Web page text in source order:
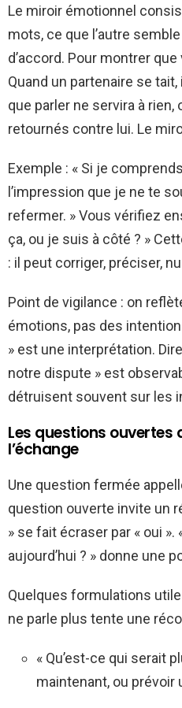
Le miroir émotionnel
mots, ce que l’autre
d’accord. Pour montrer
Quand un partenaire se
que parler ne servira à
retournés contre lui. Le
Exemple : « Si je
l’impression que je ne te
refermer. » Vous vérifiez
ça, ou je suis à côté ? »
: il peut corriger, préciser,
Point de vigilance : on
émotions, pas des
» est une interprétation.
notre dispute » est
détruisent souvent sur les
Les questions ouvertes
l’échange
Une question fermée
question ouverte invite un
» se fait écraser par « oui ».
aujourd’hui ? » donne une
Quelques formulations
ne parle plus tente une
« Qu’est-ce qui serait
maintenant, ou prévoir